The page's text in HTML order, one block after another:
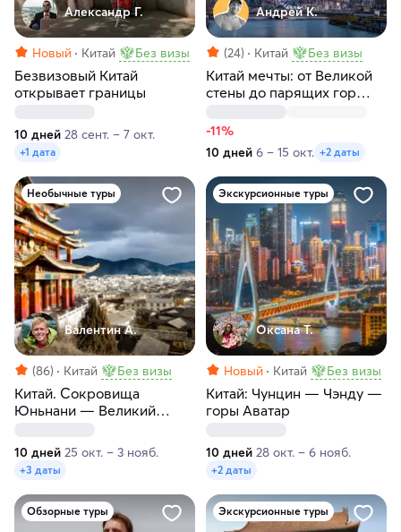
Александр Г.
Новый Китай Без визы
Безвизовый Китай
открывает границы
10 дней 28 сент. – 7 окт.
+1 дата
Андрей К.
(24) Китай Без визы
Китай мечты: от Великой
стены до парящих гор
-11%
10 дней 6 – 15 окт. +2 даты
Необычные туры
Валентин А.
(86) Китай Без визы
Китай. Cокровища
Юньнани — Великий
10 дней 25 окт. – 3 нояб.
+3 даты
Экскурсионные туры
Оксана Т.
Новый Китай Без визы
Китай: Чунцин — Чэнду —
горы Аватар
10 дней 28 окт. – 6 нояб.
+2 даты
Обзорные туры Экскурсионные туры